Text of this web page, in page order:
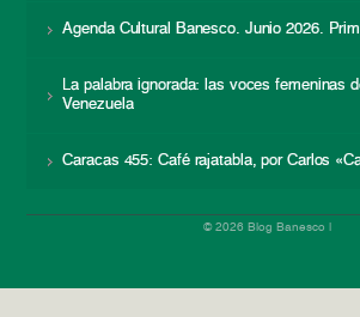
Agenda Cultural Banesco. Junio 2026.
La palabra ignorada: las voces femeninas
Venezuela
Caracas 455: Café rajatabla, por Carlos
© 2026 Blog Banesco |